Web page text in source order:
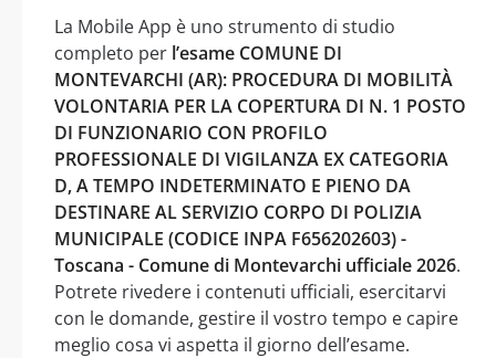
La Mobile App è uno strumento di studio
completo per l’esame COMUNE DI
MONTEVARCHI (AR): PROCEDURA DI MOBILITÀ
VOLONTARIA PER LA COPERTURA DI N. 1 POSTO
DI FUNZIONARIO CON PROFILO
PROFESSIONALE DI VIGILANZA EX CATEGORIA
D, A TEMPO INDETERMINATO E PIENO DA
DESTINARE AL SERVIZIO CORPO DI POLIZIA
MUNICIPALE (CODICE INPA F656202603) -
Toscana - Comune di Montevarchi ufficiale 2026.
Potrete rivedere i contenuti ufficiali, esercitarvi
con le domande, gestire il vostro tempo e capire
meglio cosa vi aspetta il giorno dell’esame.